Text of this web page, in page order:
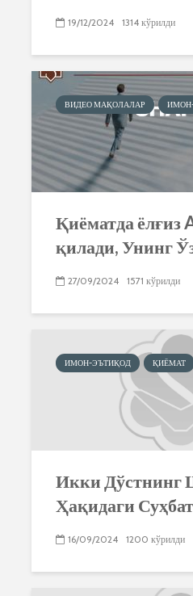
19/12/2024 1314 кўрилди
ВИДЕО МАҚОЛАЛАР
Қиёматда ёлғиз
қилади, Унинг
27/09/2024 1571 кўрилди
ИМОН-ЭЪТИҚОД ҚИЁМАТ
Икки Дўстнинг
Ҳақидаги
16/09/2024 1200 кўрилди